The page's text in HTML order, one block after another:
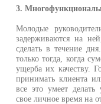
3.
Молодые
задерживаются на
сделать в течение
только тогда, когда
ущерба их качеству.
принимать клиента
все это умеет делать
свое личное время на